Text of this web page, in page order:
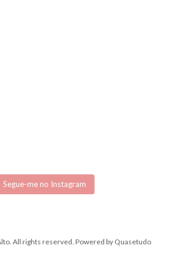
Segue-me no Instagram
All rights reserved. Powered by Quasetudo